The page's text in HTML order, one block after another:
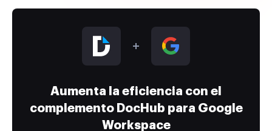
Aumenta la eficiencia con el
complemento DocHub para Google
Workspace